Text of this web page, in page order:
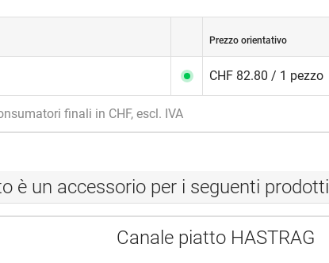
Prezzo orientativo
CHF 82.80 / 1 pezzo
finali in CHF, escl. IVA
è un accessorio per i seguenti prodotti
Canale piatto HASTRAG